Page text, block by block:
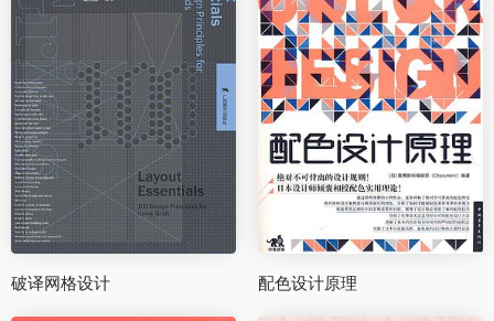
破译网格设计 配色设计原理